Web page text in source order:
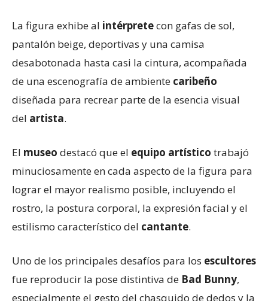
La figura exhibe al intérpretecon gafas de sol,
pantalón beige, deportivas y una camisa
desabotonada hasta casi la cintura, acompañada
de una escenografía de ambiente caribeño
diseñada para recrear parte de la esencia visual
del artista.
El museo destacó que el equipo artístico trabajó
minuciosamente en cada aspecto de la figura para
lograr el mayor realismo posible, incluyendo el
rostro, la postura corporal, la expresión facial y el
estilismo característico del cantante.
Uno de los principales desafíos para los escultores
fue reproducir la pose distintiva de Bad Bunny,
especialmente el gesto del chasquido de dedos y la